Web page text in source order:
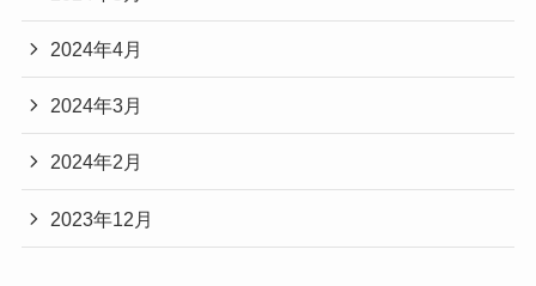
2024年4月
2024年3月
2024年2月
2023年12月